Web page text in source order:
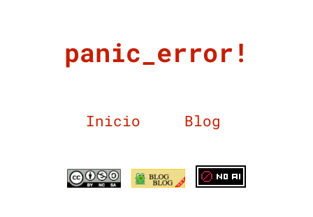
panic_error!
Inicio Blog